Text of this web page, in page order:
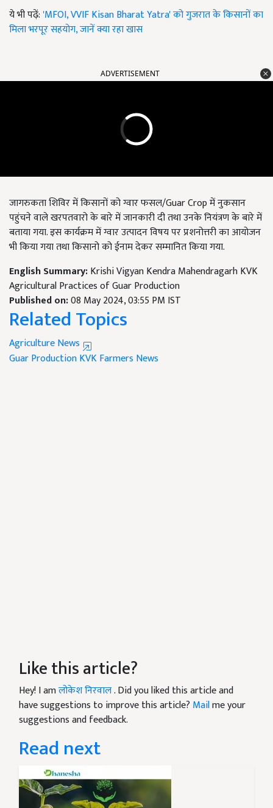
ये भी पढ़ें: 'MFOI, VVIF Kisan Bharat Yatra' को गुजरात के किसानों का
मिला भरपूर सहयोग, जानें क्या रहा खास
ADVERTISEMENT
जागरुकता शिविर में किसानों को ग्वार फसल/Guar Crop में नुकसान
पहुंचने वाले खरपतवारो के बारे में जानकारी दी तथा उनके नियंत्रण के बारे में
बताया गया. इस कार्यक्रम में ग्वार उत्पादन विषय पर प्रशनोत्तरी का आयोजन
भी किया गया तथा किसानो को ईनाम देकर सम्मानित किया गया.
English Summary:Krishi Vigyan Kendra Mahendragarh KVK
Agricultural Practices of Guar Production
Published on:08 May 2024, 03:55 PM IST
Related Topics
Agriculture News
Guar ProductionKVKFarmers News
Like this article?
Hey! I amलोकेश निरवाल. Did you liked this article and
have suggestions to improve this article? Mailme your
suggestions and feedback.
Read next